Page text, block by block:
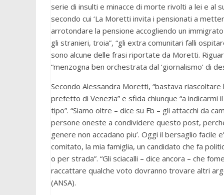
serie di insulti e minacce di morte rivolti a lei e al
secondo cui ‘La Moretti invita i pensionati a
arrotondare la pensione accogliendo un
gli stranieri, troia”, “gli extra comunitari falli
sono alcune delle frasi riportate da Moretti.
“menzogna ben orchestrata dal ‘giornalismo’ di
Secondo Alessandra Moretti, “bastava
prefetto di Venezia” e sfida chiunque “a
tipo”. “Siamo oltre – dice su Fb – gli attacchi da
persone oneste a condividere questo post,
genere non accadano piu’. Oggi il bersaglio facile
comitato, la mia famiglia, un candidato che fa
o per strada”. “Gli sciacalli – dice ancora – che
raccattare qualche voto dovranno trovare altri
(ANSA).